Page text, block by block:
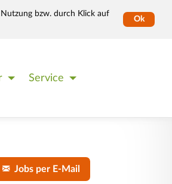
bzw. durch Klick auf
Ok
Service
Jobs per E-Mail